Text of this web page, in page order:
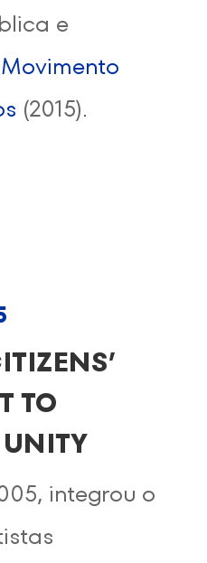
e
Movimento
(2015).
TO
integrou o